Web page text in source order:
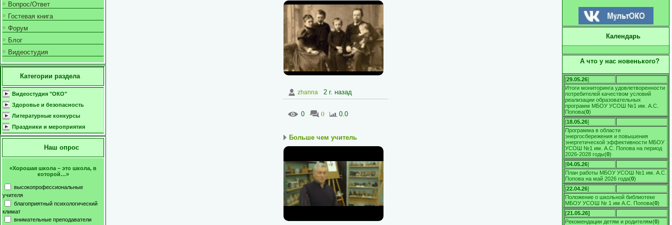
Вопрос/Ответ
Гостевая книга
Форум
Блог
Видеостудия
Категории раздела
Видеостудия "ОКО"
Здоровье и безопасность
Литературные конкурсы
Праздники и мероприятия
Наш опрос
«Хорошая школа – это школа, в
которой…»
высокопрофессиональные
учителя
благоприятный психологический
климат
внимательные преподаватели
zhanna 2 г. назад
0 0 0.0
Больше чем учитель
Календарь
А что у нас новенького?
[29.05.26]
Итоги мониторинга удовлетворенности
потребителей качеством условий
реализации образовательных
программ МБОУ УСОШ №1 им. А.С.
Попова(0)
[18.05.26]
Программа в области
энергосбережения и повышения
энергетической эффективности МБОУ
УСОШ №1 им. А.С. Попова на период
2026-2028 годы(0)
[04.05.26]
План работы МБОУ УСОШ №1 им. А.С.
Попова на май 2026 года(0)
[22.04.26]
Положение о школьной библиотеке
МБОУ УСОШ № 1 им А.С. Попова(0)
[21.05.26]
Рекомендации детям и родителям(0)